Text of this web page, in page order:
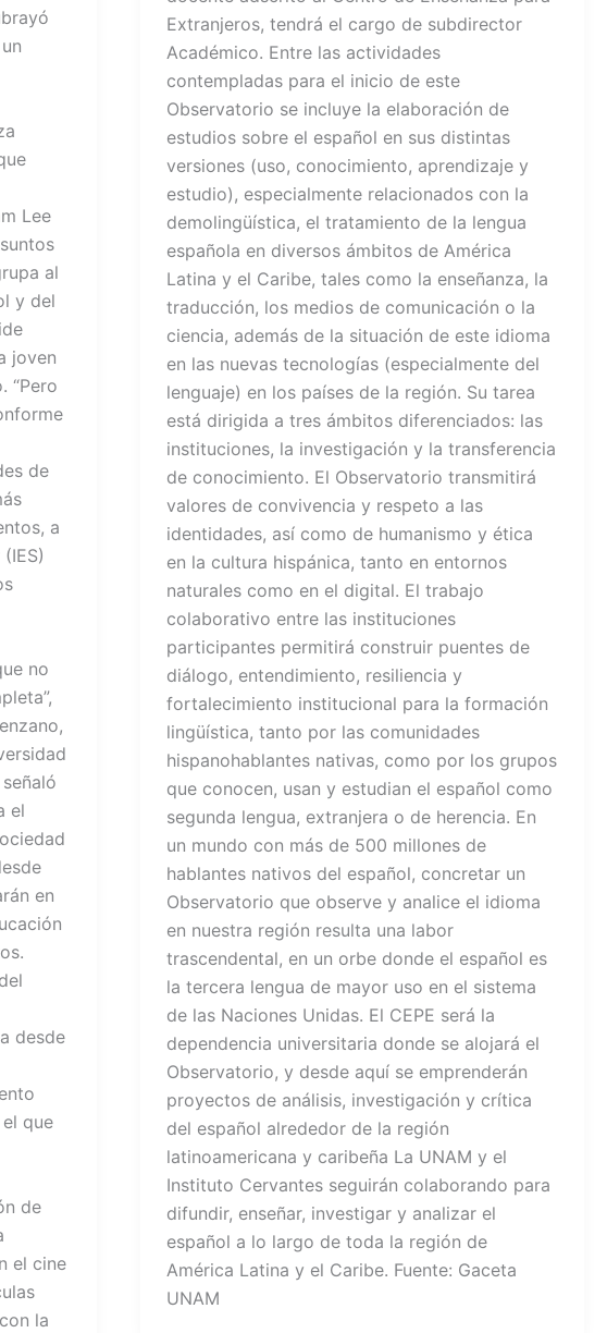
Lee
al
y del
joven
“Pero
de
a
no
el
en
desde
que
de
el cine
la
Extranjeros, tendrá el cargo de subdirector
Académico. Entre las actividades
contempladas para el inicio de este
Observatorio se incluye la elaboración de
estudios sobre el español en sus distintas
versiones (uso, conocimiento, aprendizaje y
estudio), especialmente relacionados con la
demolingüística, el tratamiento de la lengua
española en diversos ámbitos de América
Latina y el Caribe, tales como la enseñanza, la
traducción, los medios de comunicación o la
ciencia, además de la situación de este idioma
en las nuevas tecnologías (especialmente del
lenguaje) en los países de la región. Su tarea
está dirigida a tres ámbitos diferenciados: las
instituciones, la investigación y la transferencia
de conocimiento. El Observatorio transmitirá
valores de convivencia y respeto a las
identidades, así como de humanismo y ética
en la cultura hispánica, tanto en entornos
naturales como en el digital. El trabajo
colaborativo entre las instituciones
participantes permitirá construir puentes de
diálogo, entendimiento, resiliencia y
fortalecimiento institucional para la formación
lingüística, tanto por las comunidades
hispanohablantes nativas, como por los grupos
que conocen, usan y estudian el español como
segunda lengua, extranjera o de herencia. En
un mundo con más de 500 millones de
hablantes nativos del español, concretar un
Observatorio que observe y analice el idioma
en nuestra región resulta una labor
trascendental, en un orbe donde el español es
la tercera lengua de mayor uso en el sistema
de las Naciones Unidas. El CEPE será la
dependencia universitaria donde se alojará el
Observatorio, y desde aquí se emprenderán
proyectos de análisis, investigación y crítica
del español alrededor de la región
latinoamericana y caribeña La UNAM y el
Instituto Cervantes seguirán colaborando para
difundir, enseñar, investigar y analizar el
español a lo largo de toda la región de
América Latina y el Caribe. Fuente: Gaceta
UNAM